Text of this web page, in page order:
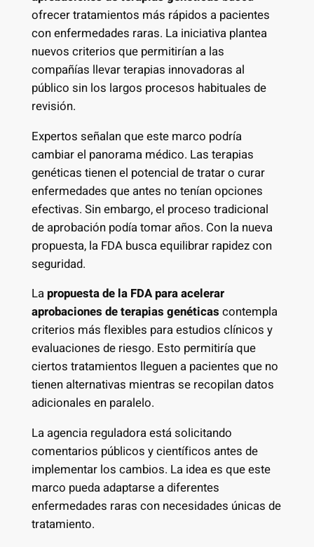
ofrecer tratamientos más rápidos a pacientes
con enfermedades raras. La iniciativa plantea
nuevos criterios que permitirían a las
compañías llevar terapias innovadoras al
público sin los largos procesos habituales de
revisión.
Expertos señalan que este marco podría
cambiar el panorama médico. Las terapias
genéticas tienen el potencial de tratar o curar
enfermedades que antes no tenían opciones
efectivas. Sin embargo, el proceso tradicional
de aprobación podía tomar años. Con la nueva
propuesta, la FDA busca equilibrar rapidez con
seguridad.
Lapropuesta de la FDA para acelerar
aprobaciones de terapias genéticas contempla
criterios más flexibles para estudios clínicos y
evaluaciones de riesgo. Esto permitiría que
ciertos tratamientos lleguen a pacientes que no
tienen alternativas mientras se recopilan datos
adicionales en paralelo.
La agencia reguladora está solicitando
comentarios públicos y científicos antes de
implementar los cambios. La idea es que este
marco pueda adaptarse a diferentes
enfermedades raras con necesidades únicas de
tratamiento.